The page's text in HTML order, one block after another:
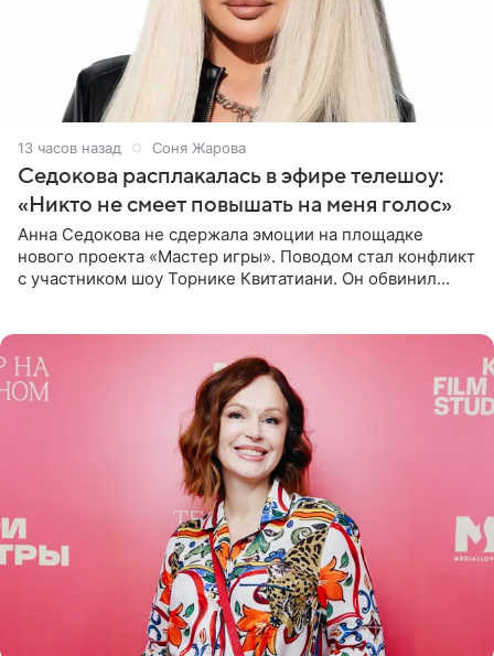
13 часов назад Соня Жарова
Седокова расплакалась в эфире телешоу:
«Никто не смеет повышать на меня голос»
Анна Седокова не сдержала эмоции на площадке
нового проекта «Мастер игры». Поводом стал конфликт
с участником шоу Торнике Квитатиани. Он обвинил